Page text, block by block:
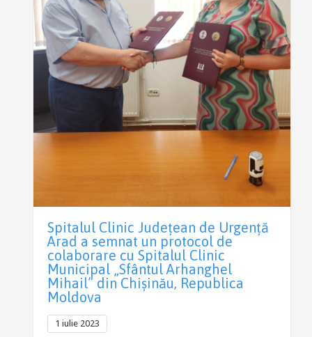
Spitalul Clinic Județean de Urgență
Arad a semnat un protocol de
colaborare cu Spitalul Clinic
Municipal „Sfântul Arhanghel
Mihail” din Chișinău, Republica
Moldova
1 iulie 2023